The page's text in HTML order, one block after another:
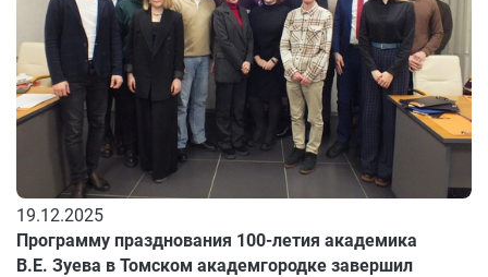
19.12.2025
Программу празднования 100-летия академика
В.Е. Зуева в Томском академгородке завершил